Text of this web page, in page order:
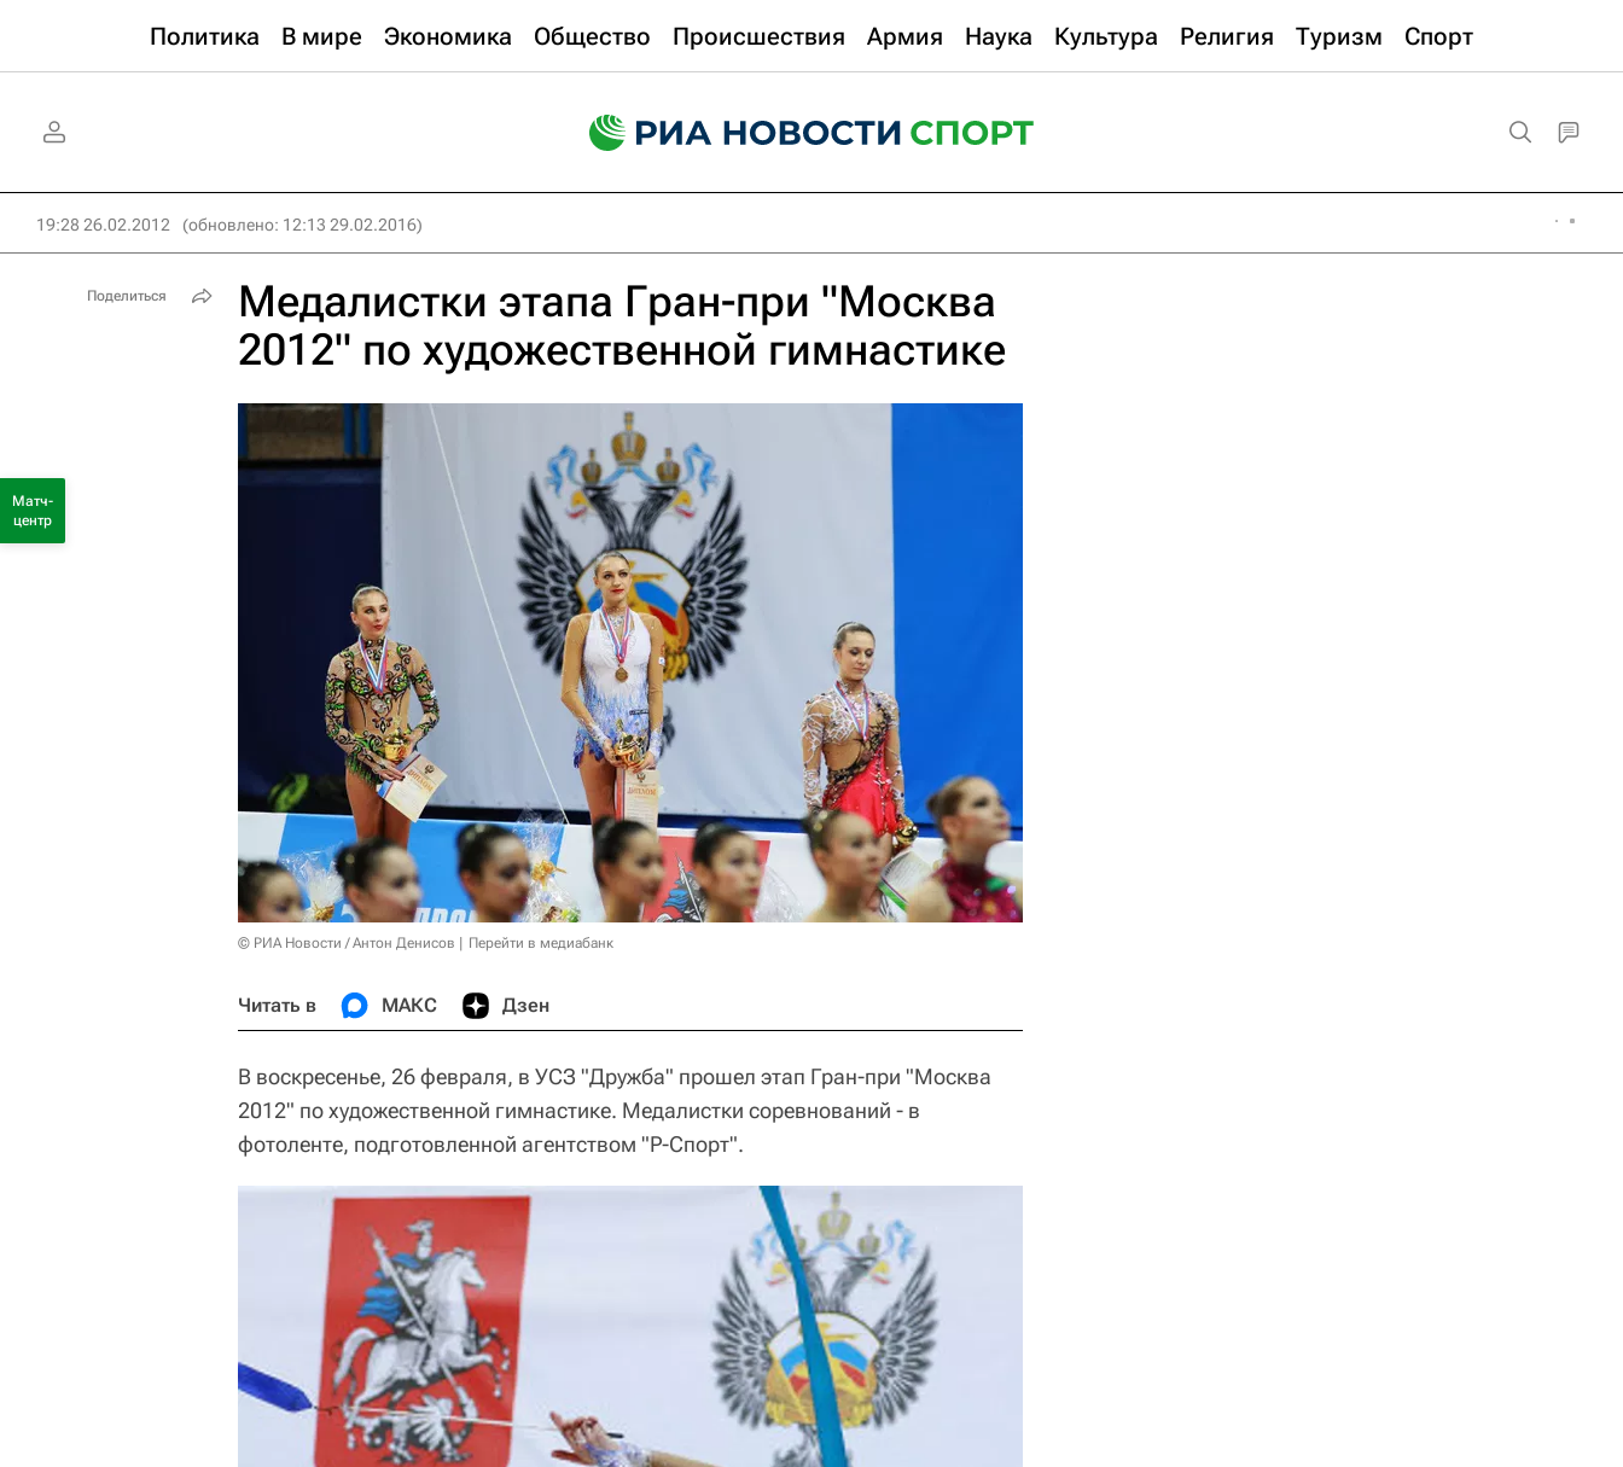
Политика В мире Экономика Общество Происшествия Армия Наука Культура Религия Туризм Спорт
19:28 26.02.2012 (обновлено: 12:13 29.02.2016)
Медалистки этапа Гран-при "Москва
2012" по художественной гимнастике
© РИА Новости / Антон Денисов Перейти в медиабанк
Читать в МАКС Дзен
В воскресенье, 26 февраля, в УСЗ "Дружба" прошел этап Гран-при "Москва
2012" по художественной гимнастике. Медалистки соревнований - в
фотоленте, подготовленной агентством "Р-Спорт".
Поделиться
Матч-
центр